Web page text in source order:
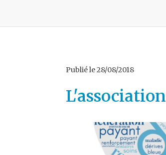
Publié le28/08/2018
L'association